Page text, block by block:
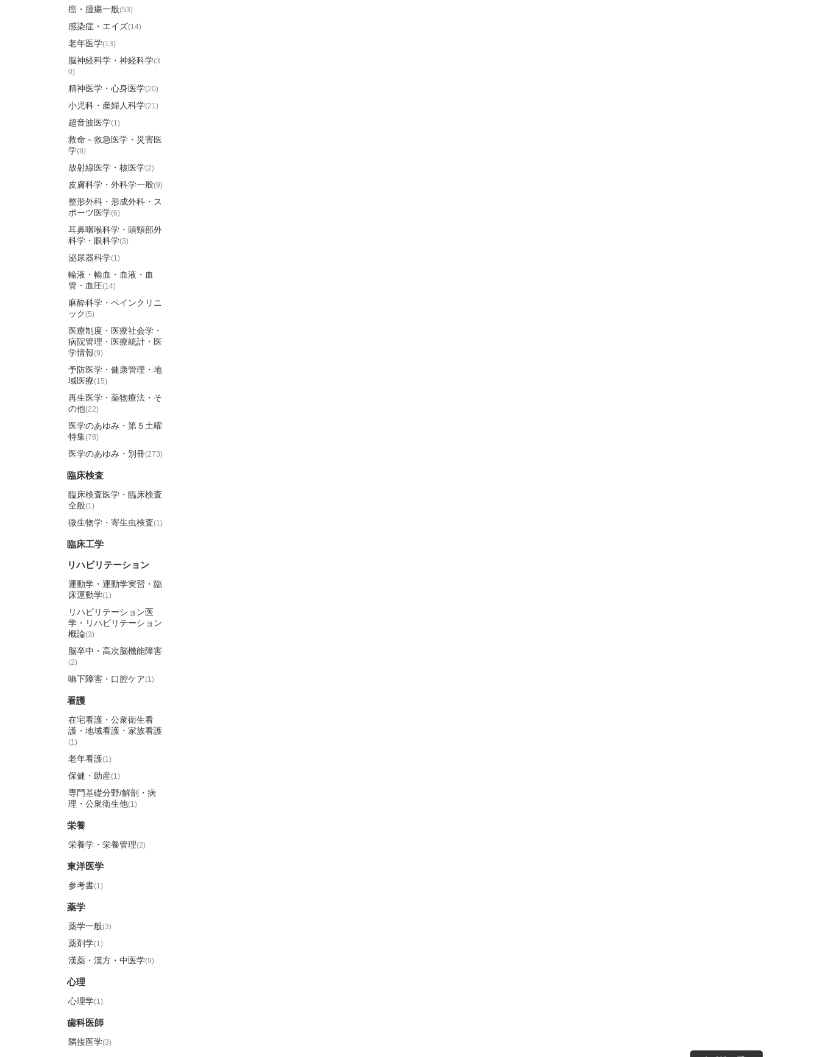
癌・腫瘍一般(53)
感染症・エイズ(14)
老年医学(13)
脳神経科学・神経科学(3
0)
精神医学・心身医学(20)
小児科・産婦人科学(21)
超音波医学(1)
救命－救急医学・災害医
学(8)
放射線医学・核医学(2)
皮膚科学・外科学一般(9)
整形外科・形成外科・ス
ポーツ医学(6)
耳鼻咽喉科学・頭頸部外
科学・眼科学(3)
泌尿器科学(1)
輸液・輸血・血液・血
管・血圧(14)
麻酔科学・ペインクリニ
ック(5)
医療制度・医療社会学・
病院管理・医療統計・医
学情報(9)
予防医学・健康管理・地
域医療(15)
再生医学・薬物療法・そ
の他(22)
医学のあゆみ・第５土曜
特集(78)
医学のあゆみ・別冊(273)
臨床検査
臨床検査医学・臨床検査
全般(1)
微生物学・寄生虫検査(1)
臨床工学
リハビリテーション
運動学・運動学実習・臨
床運動学(1)
リハビリテーション医
学・リハビリテーション
概論(3)
脳卒中・高次脳機能障害
(2)
嚥下障害・口腔ケア(1)
看護
在宅看護・公衆衛生看
護・地域看護・家族看護
(1)
老年看護(1)
保健・助産(1)
専門基礎分野/解剖・病
理・公衆衛生他(1)
栄養
栄養学・栄養管理(2)
東洋医学
参考書(1)
薬学
薬学一般(3)
薬剤学(1)
漢薬・漢方・中医学(9)
心理
心理学(1)
歯科医師
隣接医学(3)